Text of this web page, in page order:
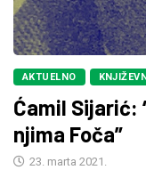
AKTUELNO
Ćamil Sijarić:
njima Foča”
23. marta 2021.